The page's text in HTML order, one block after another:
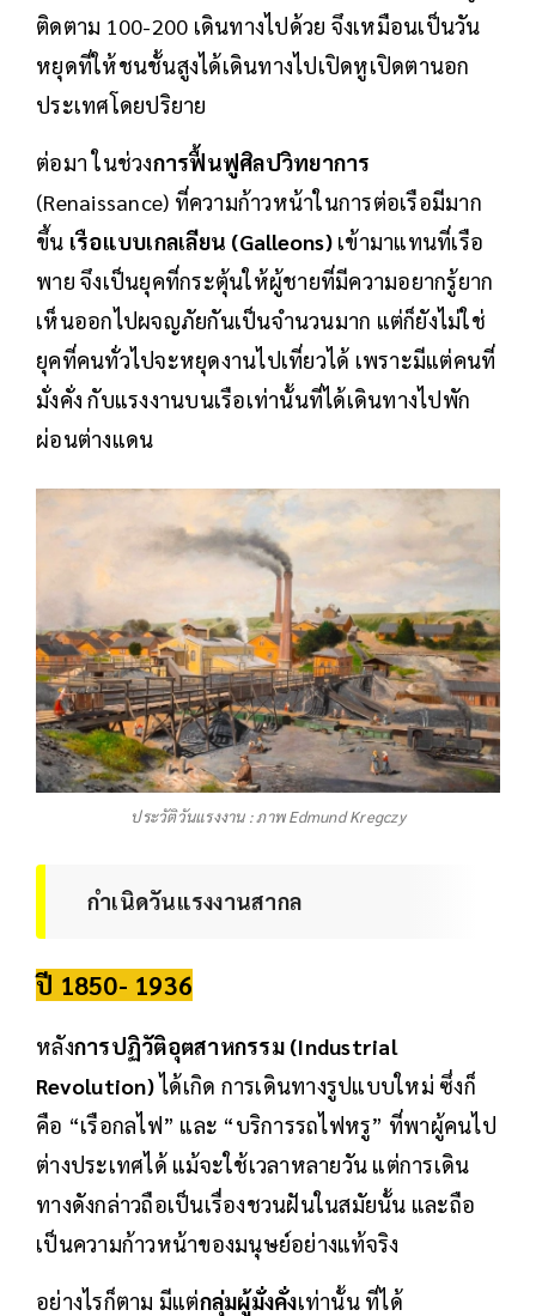
ติดตาม 100-200 เดินทางไปด้วย จึงเหมือนเป็นวัน
หยุดที่ให้ชนชั้นสูงได้เดินทางไปเปิดหูเปิดตานอก
ประเทศโดยปริยาย
ต่อมา ในช่วงการฟื้นฟูศิลปวิทยาการ
(Renaissance) ที่ความก้าวหน้าในการต่อเรือมีมาก
ขึ้น เรือแบบเกลเลียน (Galleons) เข้ามาแทนที่เรือ
พาย จึงเป็นยุคที่กระตุ้นให้ผู้ชายที่มีความอยากรู้ยาก
เห็นออกไปผจญภัยกันเป็นจำนวนมาก แต่ก็ยังไม่ใช่
ยุคที่คนทั่วไปจะหยุดงานไปเที่ยวได้ เพราะมีแต่คนที่
มั่งคั่ง กับแรงงานบนเรือเท่านั้นที่ได้เดินทางไปพัก
ผ่อนต่างแดน
ประวัติวันแรงงาน : ภาพ Edmund Kregczy
กำเนิดวันแรงงานสากล
ปี 1850- 1936
หลังการปฏิวัติอุตสาหกรรม (Industrial
Revolution)ได้เกิด การเดินทางรูปแบบใหม่ ซึ่งก็
คือ “เรือกลไฟ” และ “บริการรถไฟหรู” ที่พาผู้คนไป
ต่างประเทศได้ แม้จะใช้เวลาหลายวัน แต่การเดิน
ทางดังกล่าวถือเป็นเรื่องชวนฝันในสมัยนั้น และถือ
เป็นความก้าวหน้าของมนุษย์อย่างแท้จริง
อย่างไรก็ตาม มีแต่กลุ่มผู้มั่งคั่งเท่านั้น ที่ได้